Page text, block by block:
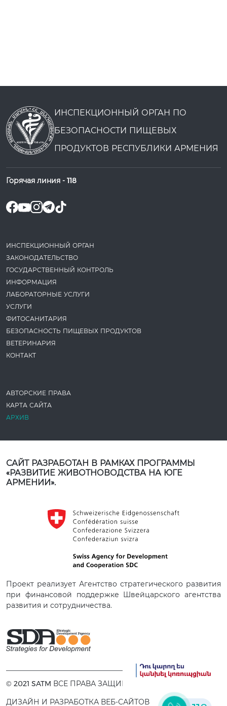
ИНСПЕКЦИОННЫЙ ОРГАН ПО
БЕЗОПАСНОСТИ ПИЩЕВЫХ
ПРОДУКТОВ РЕСПУБЛИКИ АРМЕНИЯ
Горячая линия - 118
ИНСПЕКЦИОННЫЙ ОРГАН
ЗАКОНОДАТЕ­ЛЬСТВО
ГОСУДАРСТВЕННЫЙ КОНТРОЛЬ
ИНФОРМАЦИЯ
ЛАБОРАТОРНЫЕ УСЛУГИ
УСЛУГИ
ФИТОСАНИТАРИЯ
БЕЗОПАСНОСТЬ ПИЩЕВЫХ ПРОДУКТОВ
ВЕТЕРИНАРИЯ
КОНТАКТ
АВТОРСКИЕ ПРАВА
КАРТА САЙТА
АРХИВ
САЙТ РАЗРАБОТАН В РАМКАХ ПРОГРАММЫ
«РАЗВИТИЕ ЖИВОТНОВОДСТВА НА ЮГЕ
АРМЕНИИ».
Проект реализует Агентство стратегического развития
при финансовой поддержке Швейцарского агентства
развития и сотрудничества.
© 2021 SATM ВСЕ ПРАВА ЗАЩИЩЕНЫ.
ДИЗАЙН И РАЗРАБОТКА ВЕБ-САЙТОВ